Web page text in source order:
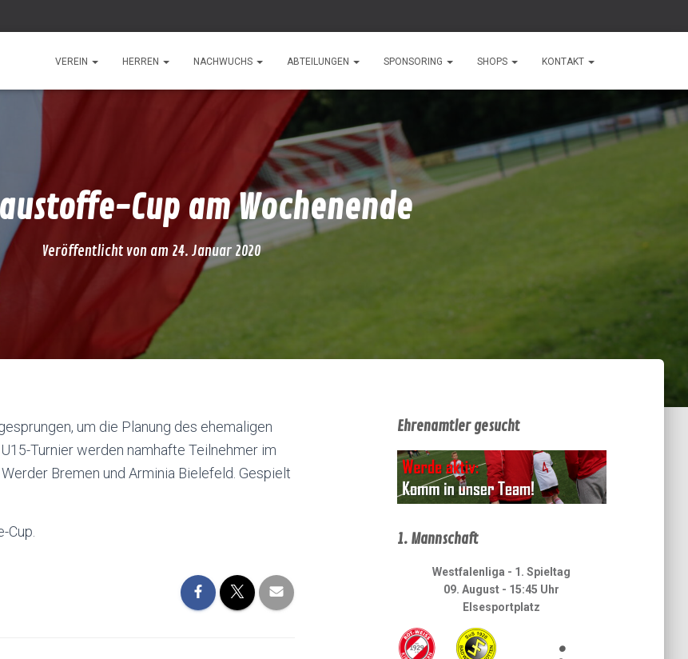
VEREIN HERREN NACHWUCHS ABTEILUNGEN SPONSORING SHOPS KONTAKT
Cup am Wochenende
Veröffentlicht von am 24. Januar 2020
um die Planung des ehemaligen
Turnier werden namhafte Teilnehmer im
Bremen und Arminia Bielefeld. Gespielt
Cup.
Ehrenamtler gesucht
1. Mannschaft
Westfalenliga - 1. Spieltag
09. August - 15:45 Uhr
Elsesportplatz